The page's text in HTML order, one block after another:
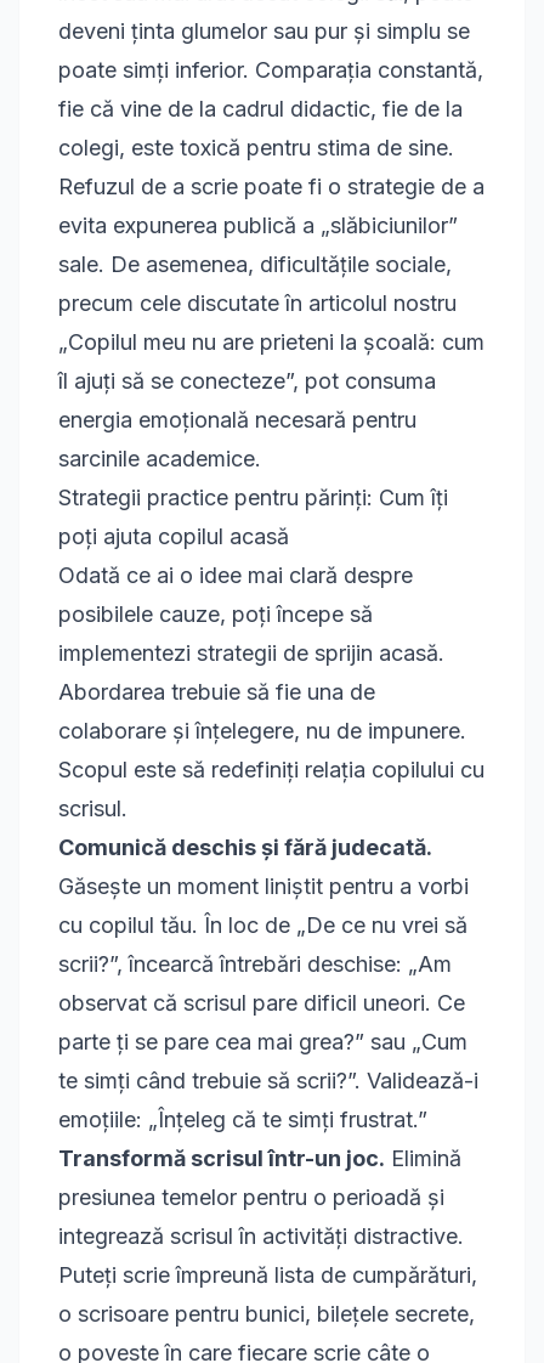
deveni ținta glumelor sau pur și simplu se
poate simți inferior. Comparația constantă,
fie că vine de la cadrul didactic, fie de la
colegi, este toxică pentru stima de sine.
Refuzul de a scrie poate fi o strategie de a
evita expunerea publică a „slăbiciunilor”
sale. De asemenea, dificultățile sociale,
precum cele discutate în articolul nostru
„Copilul meu nu are prieteni la școală: cum
îl ajuți să se conecteze”, pot consuma
energia emoțională necesară pentru
sarcinile academice.
Strategii practice pentru părinți: Cum îți
poți ajuta copilul acasă
Odată ce ai o idee mai clară despre
posibilele cauze, poți începe să
implementezi strategii de sprijin acasă.
Abordarea trebuie să fie una de
colaborare și înțelegere, nu de impunere.
Scopul este să redefiniți relația copilului cu
scrisul.
Comunică deschis și fără judecată.
Găsește un moment liniștit pentru a vorbi
cu copilul tău. În loc de „De ce nu vrei să
scrii?”, încearcă întrebări deschise: „Am
observat că scrisul pare dificil uneori. Ce
parte ți se pare cea mai grea?” sau „Cum
te simți când trebuie să scrii?”. Validează-i
emoțiile: „Înțeleg că te simți frustrat.”
Transformă scrisul într-un joc. Elimină
presiunea temelor pentru o perioadă și
integrează scrisul în activități distractive.
Puteți scrie împreună lista de cumpărături,
o scrisoare pentru bunici, bilețele secrete,
o poveste în care fiecare scrie câte o